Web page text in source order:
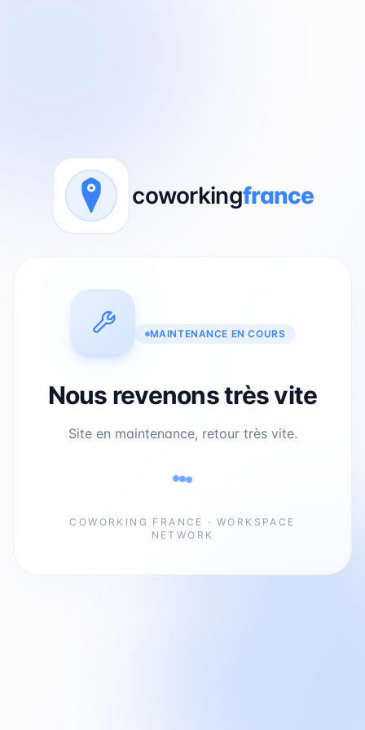
coworkingfrance
MAINTENANCE EN COURS
Nous revenons très vite
Site en maintenance, retour très vite.
COWORKING FRANCE · WORKSPACE
NETWORK